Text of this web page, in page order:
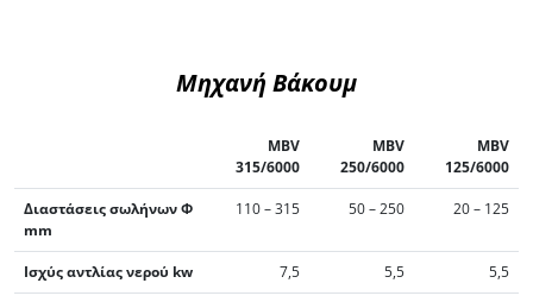
Μηχανή Βάκουμ
MBV
315/6000
MBV
250/6000
MBV
125/6000
Διαστάσεις σωλήνων Φ
mm
110 – 315 50 – 250 20 – 125
Ισχύς αντλίας νερού kw 7,5 5,5 5,5